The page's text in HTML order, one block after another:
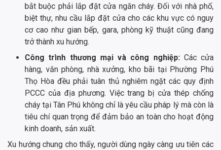
bắt buộc phải lắp đặt cửa ngăn cháy. Đối với nhà phố,
biệt thự, nhu cầu lắp đặt cửa cho các khu vực có nguy
cơ cao như gian bếp, gara, phòng kỹ thuật cũng đang
trở thành xu hướng.
Công trình thương mại và công nghiệp:Các cửa
hàng, văn phòng, nhà xưởng, kho bãi tại Phường Phú
Thọ Hòa đều phải tuân thủ nghiêm ngặt các quy định
PCCC của địa phương. Việc trang bị cửa thép chống
cháy tại Tân Phú không chỉ là yêu cầu pháp lý mà còn là
tiêu chí quan trọng để đảm bảo an toàn cho hoạt động
kinh doanh, sản xuất.
Xu hướng chung cho thấy, người dùng ngày càng ưu tiên các